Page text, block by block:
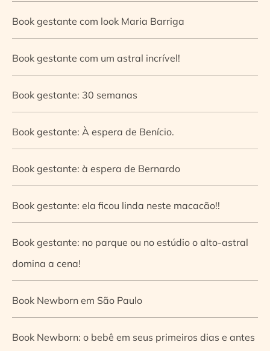
Book gestante com look Maria Barriga
Book gestante com um astral incrível!
Book gestante: 30 semanas
Book gestante: À espera de Benício.
Book gestante: à espera de Bernardo
Book gestante: ela ficou linda neste macacão!!
Book gestante: no parque ou no estúdio o alto-astral
domina a cena!
Book Newborn em São Paulo
Book Newborn: o bebê em seus primeiros dias e antes